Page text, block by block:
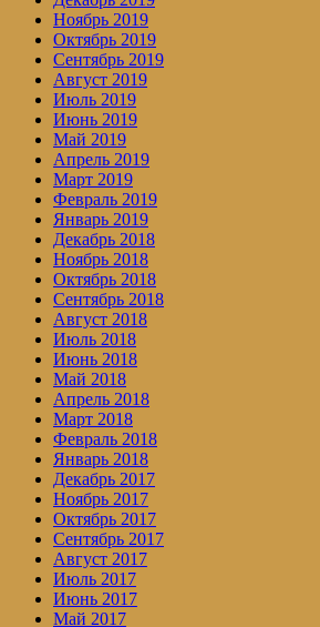
Ноябрь 2019
Октябрь 2019
Сентябрь 2019
Август 2019
Июль 2019
Июнь 2019
Май 2019
Апрель 2019
Март 2019
Февраль 2019
Январь 2019
Декабрь 2018
Ноябрь 2018
Октябрь 2018
Сентябрь 2018
Август 2018
Июль 2018
Июнь 2018
Май 2018
Апрель 2018
Март 2018
Февраль 2018
Январь 2018
Декабрь 2017
Ноябрь 2017
Октябрь 2017
Сентябрь 2017
Август 2017
Июль 2017
Июнь 2017
Май 2017